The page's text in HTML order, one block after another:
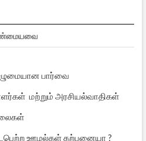
பார்வை
மற்றும் அரசியல்வாதிகள்
ஊழல்கள் கற்பனையா ?